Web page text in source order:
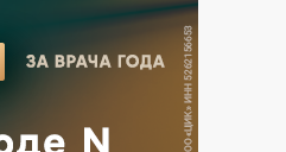
исцелять
(текущая)